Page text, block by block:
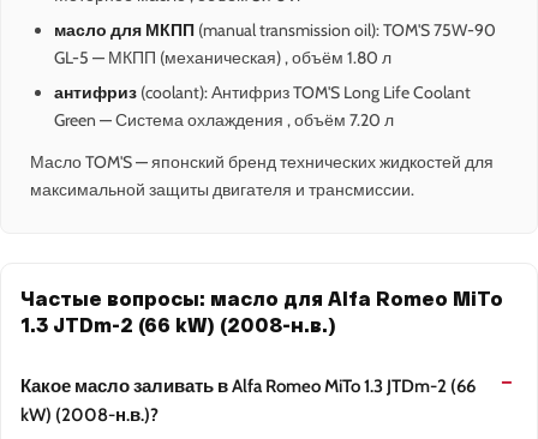
масло для МКПП (manual transmission oil): TOM'S 75W-90
GL-5 — МКПП (механическая) , объём 1.80 л
антифриз (coolant): Антифриз TOM'S Long Life Coolant
Green — Система охлаждения , объём 7.20 л
Масло TOM'S — японский бренд технических жидкостей для
максимальной защиты двигателя и трансмиссии.
Частые вопросы: масло для Alfa Romeo MiTo
1.3 JTDm-2 (66 kW) (2008-н.в.)
Какое масло заливать в Alfa Romeo MiTo 1.3 JTDm-2 (66
kW) (2008-н.в.)?